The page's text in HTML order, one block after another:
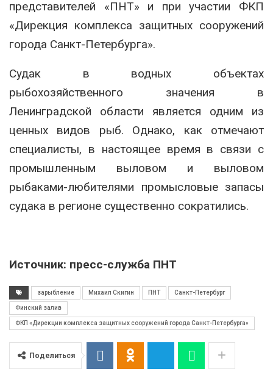
представителей «ПНТ» и при участии ФКП
«Дирекция комплекса защитных сооружений
города Санкт-Петербурга».
Судак в водных объектах
рыбохозяйственного значения в
Ленинградской области является одним из
ценных видов рыб. Однако, как отмечают
специалисты, в настоящее время в связи с
промышленным выловом и выловом
рыбаками-любителями промысловые запасы
судака в регионе существенно сократились.
Источник: пресс-служба ПНТ
зарыбление Михаил Скигин ПНТ Санкт-Петербург
Финский залив
ФКП «Дирекции комплекса защитных сооружений города Санкт-Петербурга»
Поделиться